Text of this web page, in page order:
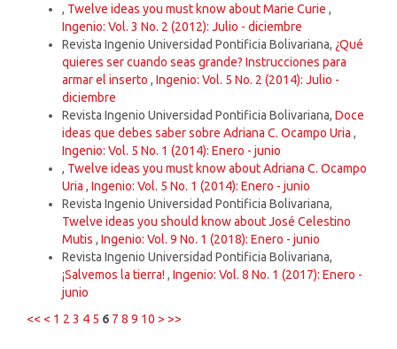
, Twelve ideas you must know about Marie Curie ,
Ingenio: Vol. 3 No. 2 (2012): Julio - diciembre
Revista Ingenio Universidad Pontificia Bolivariana, ¿Qué
quieres ser cuando seas grande? Instrucciones para
armar el inserto , Ingenio: Vol. 5 No. 2 (2014): Julio -
diciembre
Revista Ingenio Universidad Pontificia Bolivariana, Doce
ideas que debes saber sobre Adriana C. Ocampo Uria ,
Ingenio: Vol. 5 No. 1 (2014): Enero - junio
, Twelve ideas you must know about Adriana C. Ocampo
Uria , Ingenio: Vol. 5 No. 1 (2014): Enero - junio
Revista Ingenio Universidad Pontificia Bolivariana,
Twelve ideas you should know about José Celestino
Mutis , Ingenio: Vol. 9 No. 1 (2018): Enero - junio
Revista Ingenio Universidad Pontificia Bolivariana,
¡Salvemos la tierra! , Ingenio: Vol. 8 No. 1 (2017): Enero -
junio
<< < 1 2 3 4 5 6 7 8 9 10 > >>